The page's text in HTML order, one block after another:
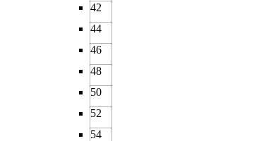
42
44
46
48
50
52
54